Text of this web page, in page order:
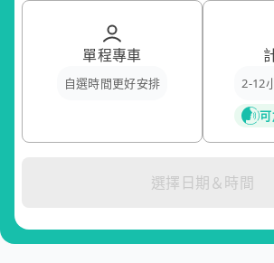
單程專車
自選時間更好安排
2-12
選擇日期＆時間